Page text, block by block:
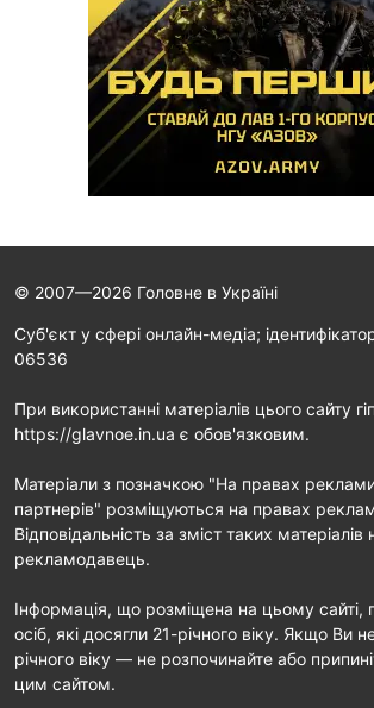
© 2007—2026 Головне в Україні
Cуб'єкт у сфері онлайн-медіа;
06536
При використанні матеріалів цього сайту
https://glavnoe.in.ua є обов'язковим.
Матеріали з позначкою "На правах
партнерів" розміщуються на правах
Відповідальність за зміст таких матеріалів
рекламодавець.
Інформація, що розміщена на цьому сайті,
осіб, які досягли 21-річного віку. Якщо Ви
річного віку — не розпочинайте або
цим сайтом.